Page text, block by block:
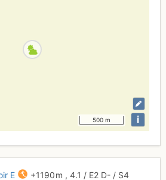
500 m i
E +1190 m , 4.1 / E2 D- / S4